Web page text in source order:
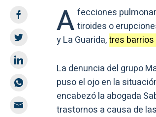
A fecciones
tiroides o
y La Guarida,tres
La denuncia del grupo
puso el ojo en la
encabezó la abogada
trastornos a causa de